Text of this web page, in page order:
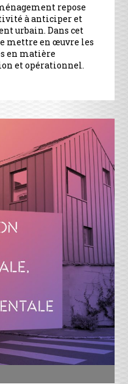
repose
à anticiper et
urbain. Dans cet
mettre en œuvre les
en matière
et opérationnel.